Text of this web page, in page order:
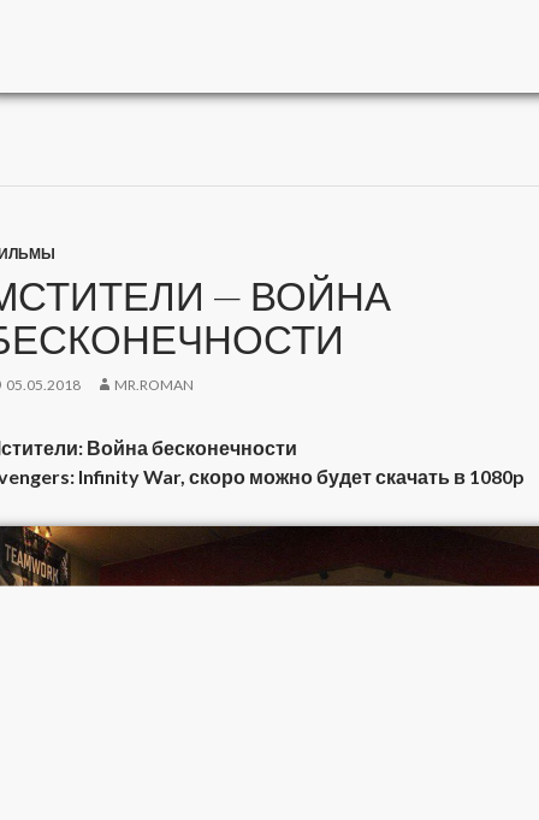
— ВОЙНА
05.05.2018 MR.ROMAN
Война бесконечности
Infinity War, скоро можно будет скачать в 1080p